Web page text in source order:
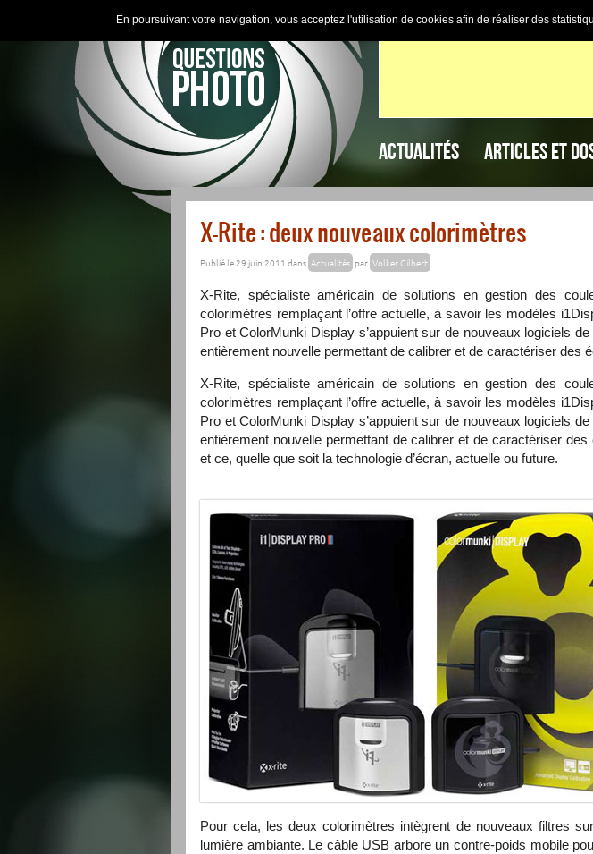
ACTUALITÉS ARTICLES ET
X-Rite : deux nouveaux colorimètres
Publié le 29 juin 2011 dans Actualités par Volker Gilbert
X-Rite, spécialiste américain de solutions en gestion des
colorimètres remplaçant l’offre actuelle, à savoir les modèles
Pro et ColorMunki Display s’appuient sur de nouveaux logiciels
entièrement nouvelle permettant de calibrer et de caractériser des
X-Rite, spécialiste américain de solutions en gestion des
colorimètres remplaçant l’offre actuelle, à savoir les modèles
Pro et ColorMunki Display s’appuient sur de nouveaux logiciels
entièrement nouvelle permettant de calibrer et de caractériser
et ce, quelle que soit la technologie d’écran, actuelle ou future.
Pour cela, les deux colorimètres intègrent de nouveaux filtres
lumière ambiante. Le câble USB arbore un contre-poids mobile
En poursuivant votre navigation, vous acceptez l'utilisation de cookies afin de réaliser des